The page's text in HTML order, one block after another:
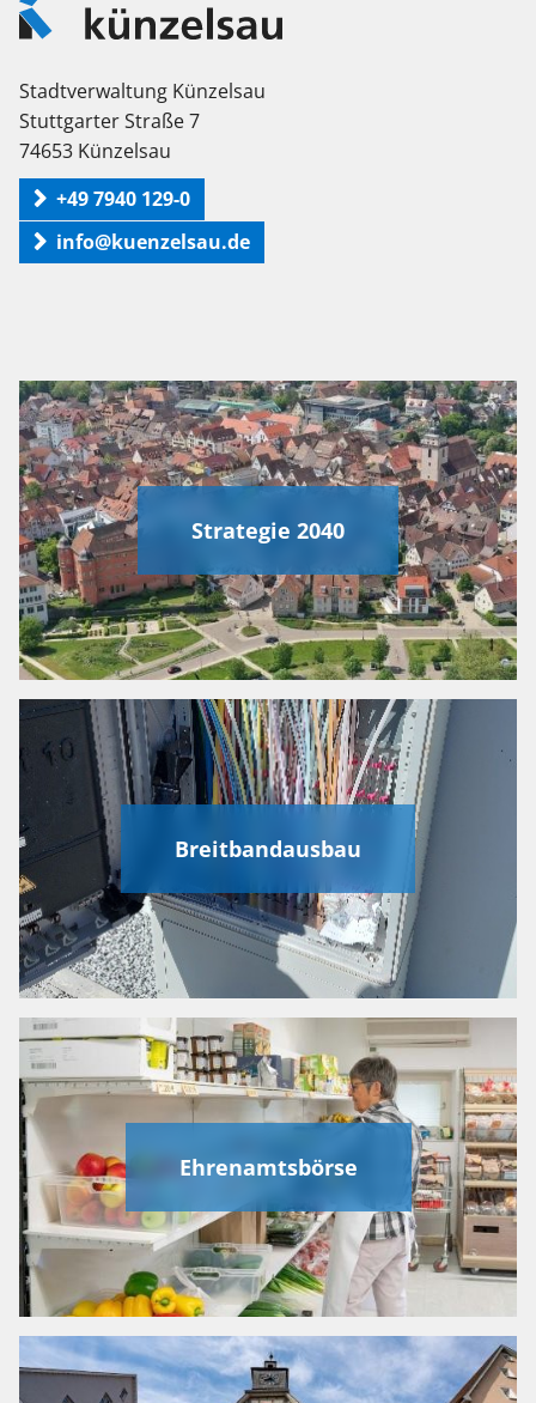
Künzelsau
Stadtverwaltung Künzelsau
Stuttgarter Straße 7
74653 Künzelsau
+49 7940 129-0
info@kuenzelsau.de
Strategie 2040
Breitbandausbau
Ehrenamtsbörse